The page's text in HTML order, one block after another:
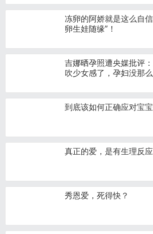
冻卵的阿娇就是这么自
卵生娃随缘”！
吉娜晒孕照遭央媒批评
吹少女感了，孕妇没那
到底该如何正确应对宝
真正的爱，是有生理反
秀恩爱，死得快？